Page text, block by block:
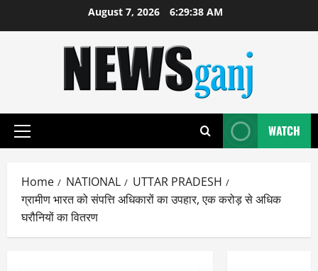
August 7, 2026 6:29:39 AM
Primary
WATCH
Home NATIONAL
UTTAR PRADESH
ग्रामीण भारत को संपत्ति अधिकारों का उपहार, एक करोड़ से अधिक
घरौनियों का वितरण